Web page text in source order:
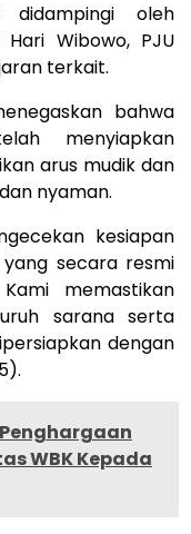
didampingi oleh
Wibowo, PJU
terkait.
bahwa
menyiapkan
arus mudik dan
nyaman.
kesiapan
secara resmi
memastikan
sarana serta
dengan
WBK Kepada